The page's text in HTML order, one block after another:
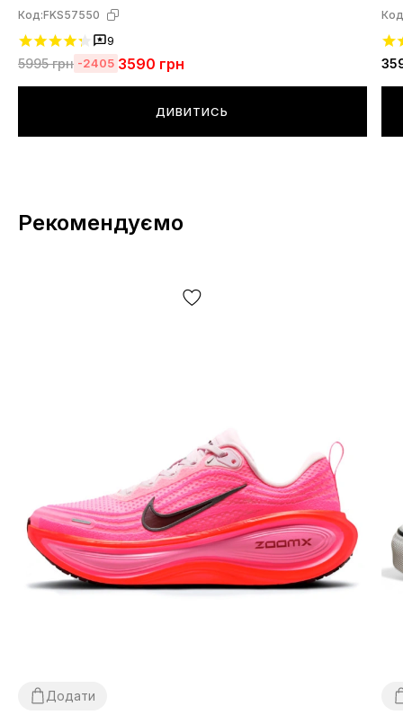
Код:FKS57550
9
5995грн -2405 3590 грн
ДИВИТИСЬ
Рекомендуємо
Додати